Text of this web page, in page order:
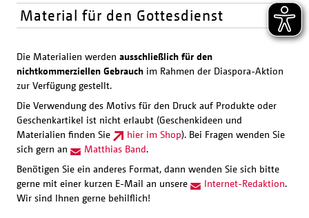
Material für den Gottesdienst
Die Materialien werden ausschließlich für den
nichtkommerziellen Gebrauch im Rahmen der Diaspora-Aktion
zur Verfügung gestellt.
Die Verwendung des Motivs für den Druck auf Produkte oder
Geschenkartikel ist nicht erlaubt (Geschenkideen und
Materialien finden Sie
hier im Shop). Bei Fragen wenden Sie
sich gern an
Matthias Band.
Benötigen Sie ein anderes Format, dann wenden Sie sich bitte
gerne mit einer kurzen E-Mail an unsere
Internet-Redaktion.
Wir sind Ihnen gerne behilflich!